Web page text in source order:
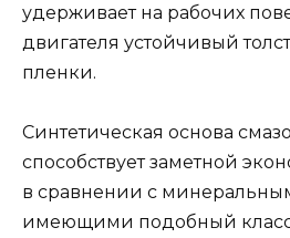
удерживает на рабочих
двигателя устойчивый
пленки.
Синтетическая основа
способствует заметной
в сравнении с
имеющими подобный класс